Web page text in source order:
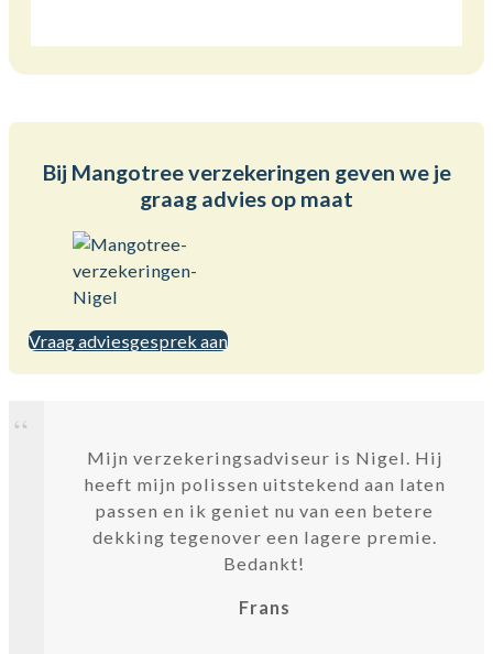
Bij Mangotree verzekeringen geven we je
graag advies op maat
Vraag adviesgesprek aan
Mijn verzekeringsadviseur is Nigel. Hij
heeft mijn polissen uitstekend aan laten
passen en ik geniet nu van een betere
dekking tegenover een lagere premie.
Bedankt!
Frans